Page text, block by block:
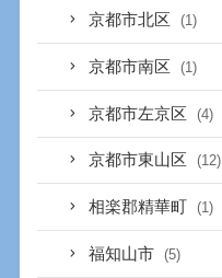
京都市北区 (1)
京都市南区 (1)
京都市左京区 (4)
京都市東山区 (12)
相楽郡精華町 (1)
福知山市 (5)